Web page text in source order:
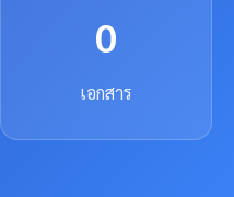
0
เอกสาร